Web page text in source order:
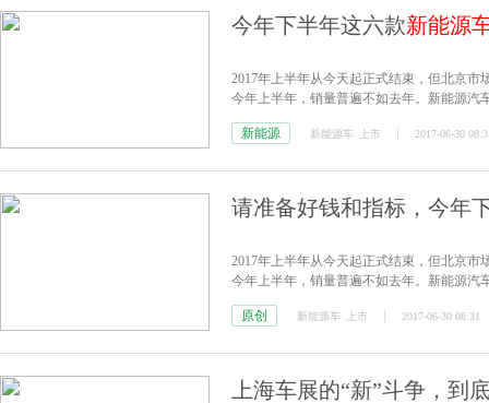
今年下半年这六款新能源
2017年上半年从今天起正式结束，但北京
今年上半年，销量普遍不如去年。新能源汽
车、SUV甚至跑车等多款新能源产品进入市
新能源 新能源车 上市 2017-06-30
请准备好钱和指标，今年
2017年上半年从今天起正式结束，但北京
今年上半年，销量普遍不如去年。新能源汽
车、SUV甚至跑车等多款新能源产品进入市
原创 新能源车 上市 2017-06-30 08:31
上海车展的“新”斗争，到